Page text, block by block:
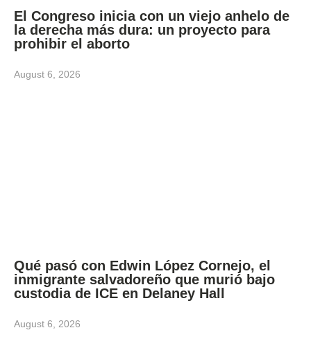
El Congreso inicia con un viejo anhelo de
la derecha más dura: un proyecto para
prohibir el aborto
August 6, 2026
Qué pasó con Edwin López Cornejo, el
inmigrante salvadoreño que murió bajo
custodia de ICE en Delaney Hall
August 6, 2026